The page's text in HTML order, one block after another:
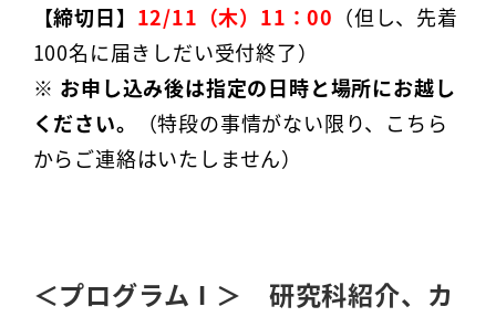
【締切日】 12/11（木）11：00 （但し、 先着
100名に届きしだい受付終了）
※ お申し込み後は指定の日時と場所にお越し
ください。
（特段の事情がない限り、こちら
からご連絡はいたしません）
＜プログラムⅠ＞ 研究科紹介、カ